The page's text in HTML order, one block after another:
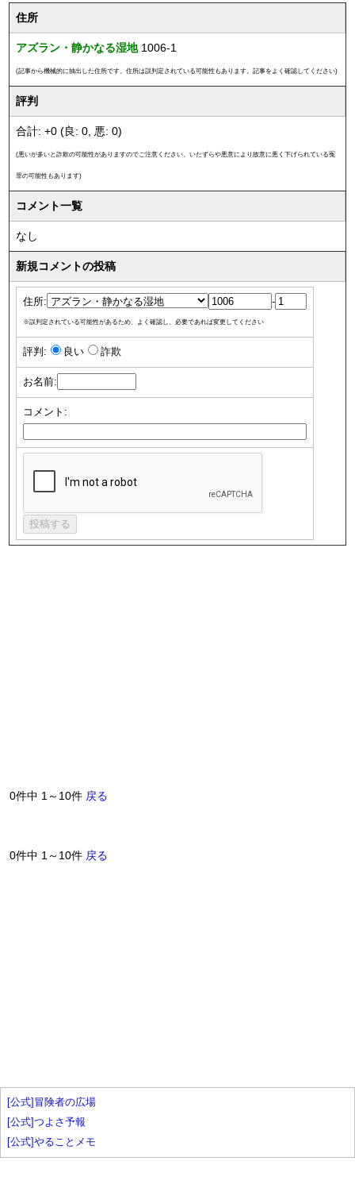
住所
アズラン・静かなる湿地1006-1
(記事から機械的に抽出した住所です。住所は誤判定されている可能性もあります。記事をよく確認してください)
評判
合計: +0 (良: 0, 悪: 0)
(悪いが多いと詐欺の可能性がありますのでご注意ください。いたずらや悪意により故意に悪く下げられている冤
罪の可能性もあります)
コメント一覧
なし
新規コメントの投稿
住所: -
※誤判定されている可能性があるため、よく確認し、必要であれば変更してください
評判: 良い 詐欺
お名前:
コメント:
0件中 1～10件 戻る
0件中 1～10件 戻る
[公式]冒険者の広場
[公式]つよさ予報
[公式]やることメモ